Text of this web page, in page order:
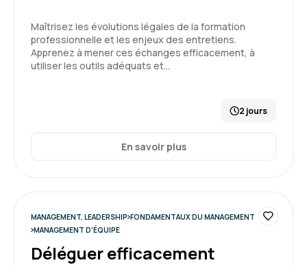
3
car j'ai déjà fait ce type de formation, j'ai plus
eu l'impression d'un effet répétitif qui n'a rien a
Formation : S'approprier le rôle de manager : outils et
méthodes
Maîtrisez les évolutions légales de la formation
professionnelle et les enjeux des entretiens.
Apprenez à mener ces échanges efficacement, à
utiliser les outils adéquats et…
2 jours
En savoir plus
MANAGEMENT, LEADERSHIP FONDAMENTAUX DU MANAGEMENT
MANAGEMENT D'ÉQUIPE
Déléguer efficacement